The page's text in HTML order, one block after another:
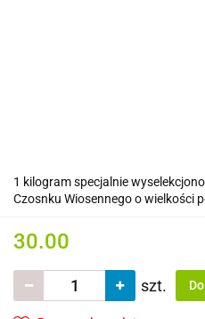
1 kilogram specjalnie
Czosnku Wiosennego o wielkości
30.00
szt.